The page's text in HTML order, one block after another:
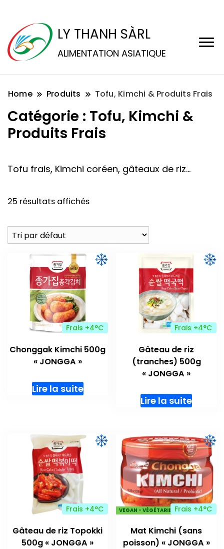
LY THANH SÀRL
ALIMENTATION ASIATIQUE
Home Produits Tofu, Kimchi & Produits Frais
Catégorie : Tofu, Kimchi &
Produits Frais
Tofu frais, Kimchi coréen, gâteaux de riz…
25 résultats affichés
Frais +4°C
Chonggak Kimchi 500g
« JONGGA »
Lire la suite
Frais +4°C
Gâteau de riz
(tranches) 500g
« JONGGA »
Lire la suite
Frais +4°C
Gâteau de riz Topokki
500g « JONGGA »
VEGAN - VÉGÉTARIENSFrais +4°C
Mat Kimchi (sans
poisson) « JONGGA »